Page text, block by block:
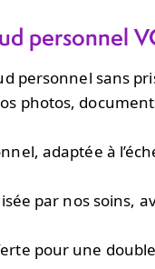
personnel
personnel sans
photos,
adaptée à
par nos soins,
pour une double